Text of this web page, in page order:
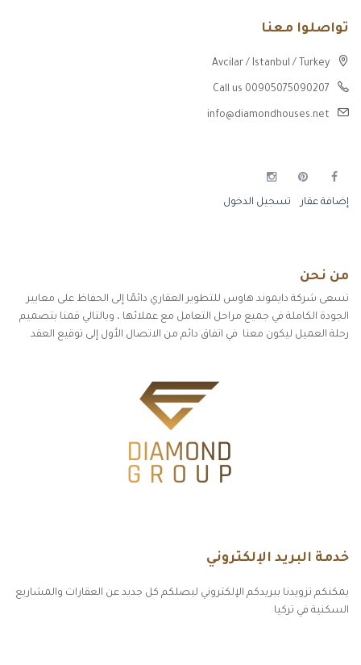
تواصلوا معنا
Avcilar / Istanbul / Turkey
Call us 00905075090207
info@diamondhouses.net
إضافة عقار تسجيل الدخول
من نحن
تسعى شركة دايموند هاوس للتطوير العقاري دائمًا إلى الحفاظ على معايير
الجودة الكاملة في جميع مراحل التعامل مع عملائها ، وبالتالي قمنا بتصميم
رحلة العميل ليكون معنا في اتفاق دائم من الاتصال الأول إلى توقيع العقد
خدمة البريد الإلكتروني
يمكنكم تزويدنا ببريدكم الإلكتروني ليصلكم كل جديد عن العقارات والمشاريع
السكنية في تركيا